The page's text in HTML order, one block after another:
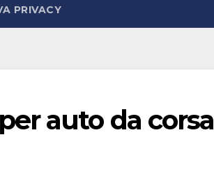
PRIVACY
auto da corsa